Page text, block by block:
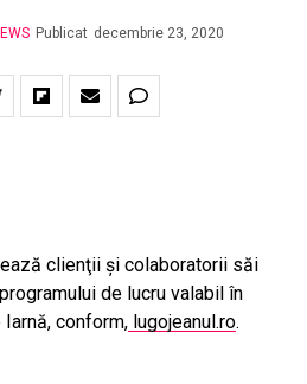
Publicat decembrie 23, 2020
clienţii şi colaboratorii săi
de lucru valabil în
conform, lugojeanul.ro.